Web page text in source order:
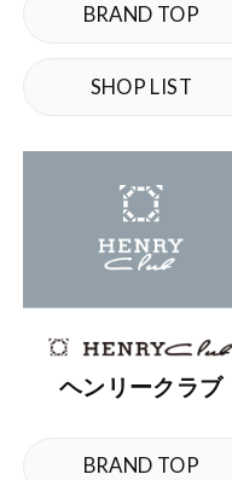
BRAND TOP
SHOP LIST
ヘンリークラブ
BRAND TOP